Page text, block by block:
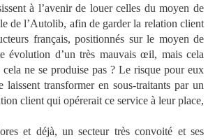
à l’avenir de louer celles du moyen de
de l’Autolib, afin de garder la relation client
français, positionnés sur le moyen de
évolution d’un très mauvais œil, mais cela
ne se produise pas ? Le risque pour eux
laissent transformer en sous-traitants par un
client qui opérerait ce service à leur place,
et déjà, un secteur très convoité et ses